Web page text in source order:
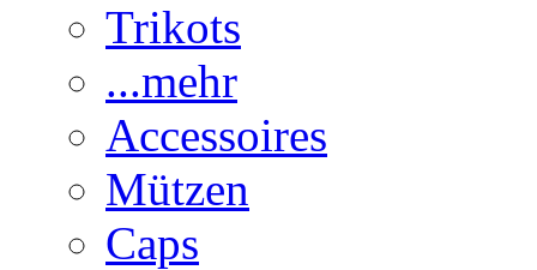
Trikots
...mehr
Accessoires
Mützen
Caps